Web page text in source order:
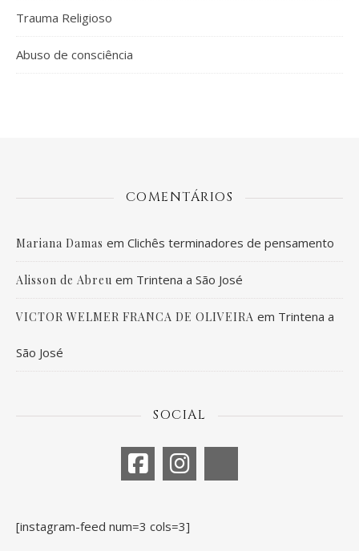
Trauma Religioso
Abuso de consciência
COMENTÁRIOS
Mariana Damas em Clichês terminadores de pensamento
Alisson de Abreu em Trintena a São José
VICTOR WELMER FRANCA DE OLIVEIRA em Trintena a
São José
SOCIAL
[instagram-feed num=3 cols=3]